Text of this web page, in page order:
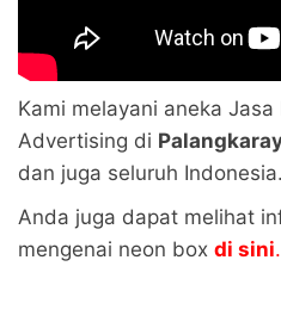
Kami melayani aneka Jasa
Advertising di
dan juga seluruh Indonesia.
Anda juga dapat melihat
mengenai neon box di sini.